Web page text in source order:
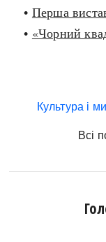
• Перша
• «Чорний
Культура і
Всі